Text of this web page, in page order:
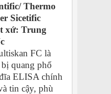
Thermo
Sicetific
xứ: Trung
FC là
quang phổ
ELISA chính
tin cậy, phù